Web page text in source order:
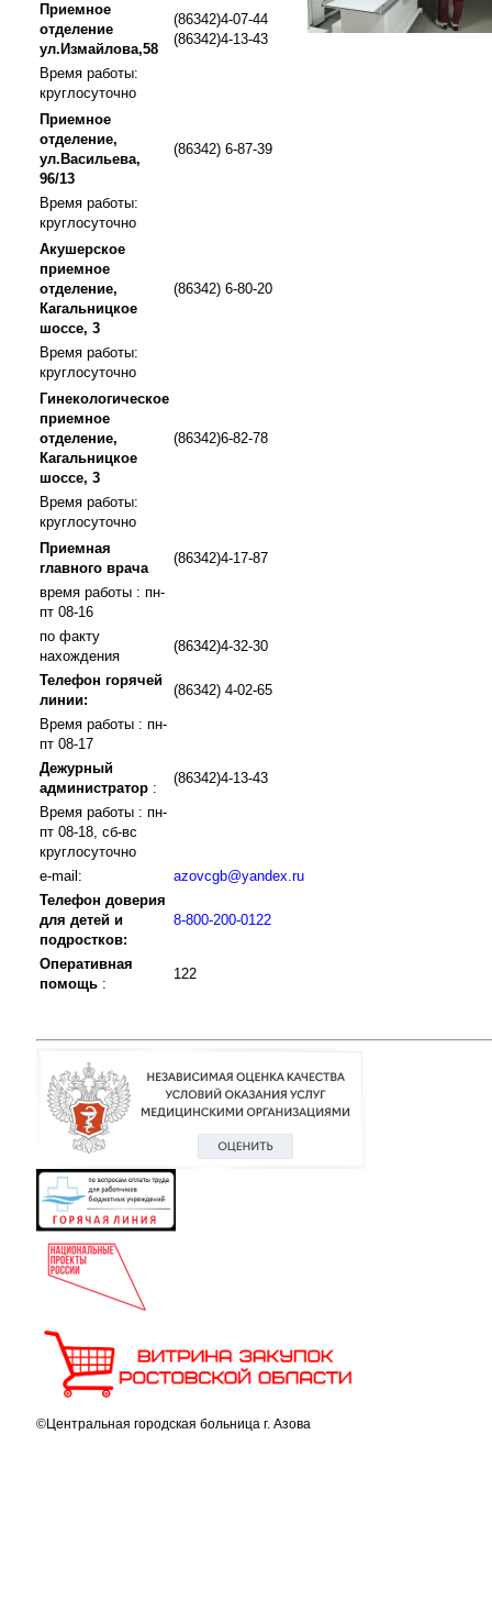
Приемное
отделение
ул.Измайлова,58
(86342)4-07-44
(86342)4-13-43
Время работы:
круглосуточно
Приемное
отделение,
ул.Васильева,
96/13
(86342) 6-87-39
Время работы:
круглосуточно
Акушерское
приемное
отделение,
Кагальницкое
шоссе, 3
(86342) 6-80-20
Время работы:
круглосуточно
Гинекологическое
приемное
отделение,
Кагальницкое
шоссе, 3
(86342)6-82-78
Время работы:
круглосуточно
Приемная
главного врача
(86342)4-17-87
время работы : пн-
пт 08-16
по факту
нахождения
(86342)4-32-30
Телефон горячей
линии:
(86342) 4-02-65
Время работы : пн-
пт 08-17
Дежурный
администратор :
(86342)4-13-43
Время работы : пн-
пт 08-18, сб-вс
круглосуточно
e-mail:
azovcgb@yandex.ru
Телефон доверия
для детей и
подростков:
8-800-200-0122
Оперативная
помощь :
122
©Центральная городская больница г. Азова